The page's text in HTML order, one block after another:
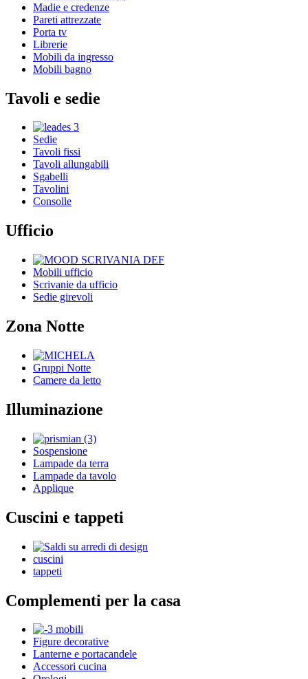
Madie e credenze
Pareti attrezzate
Porta tv
Librerie
Mobili da ingresso
Mobili bagno
Tavoli e sedie
Sedie
Tavoli fissi
Tavoli allungabili
Sgabelli
Tavolini
Consolle
Ufficio
Mobili ufficio
Scrivanie da ufficio
Sedie girevoli
Zona Notte
Gruppi Notte
Camere da letto
Illuminazione
Sospensione
Lampade da terra
Lampade da tavolo
Applique
Cuscini e tappeti
cuscini
tappeti
Complementi per la casa
Figure decorative
Lanterne e portacandele
Accessori cucina